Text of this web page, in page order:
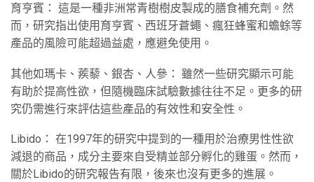
育亨賓： 這是一種非洲常青樹樹皮製成的膳食補充劑。然
而，研究指出使用育亨賓、西班牙蒼蠅、瘋狂蜂蜜和蟾蜍等
產品的風險可能超過益處，應避免使用。
其他如瑪卡、蒺藜、銀杏、人參： 雖然一些研究顯示可能
有助於提高性欲，但隨機臨床試驗數據往往不足。更多的研
究仍需進行來評估這些產品的有效性和安全性。
Libido： 在1997年的研究中提到的一種用於治療男性性欲
減退的商品，成分主要來自受精並部分孵化的雞蛋。然而，
關於Libido的研究報告有限，後來也沒有更多的進展。